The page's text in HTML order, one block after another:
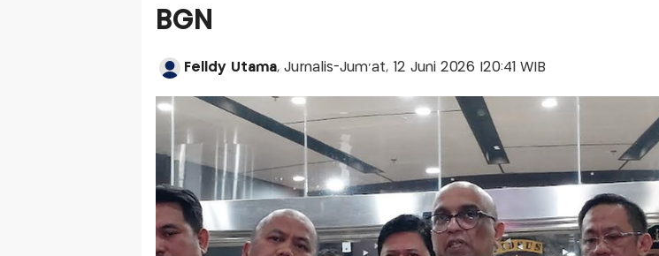
BGN
Felldy Utama, Jurnalis-Jum'at, 12 Juni 2026 |20:41 WIB